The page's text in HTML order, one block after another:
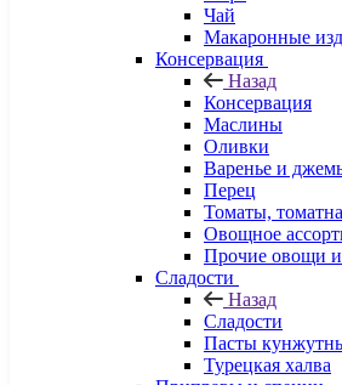
Чай
Макаронные
Консервация
Назад
Консервация
Маслины
Оливки
Варенье и
Перец
Томаты,
Овощное
Прочие овощи
Сладости
Назад
Сладости
Пасты
Турецкая халва